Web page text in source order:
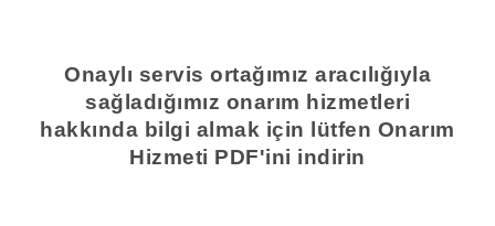
Onaylı servis ortağımız aracılığıyla
sağladığımız onarım hizmetleri
hakkında bilgi almak için lütfen Onarım
Hizmeti PDF'ini indirin